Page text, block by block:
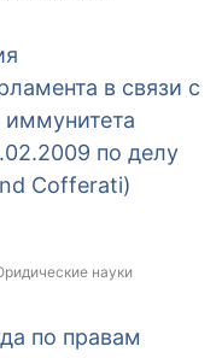
в связи с
по делу
Сofferati)
науки
по правам